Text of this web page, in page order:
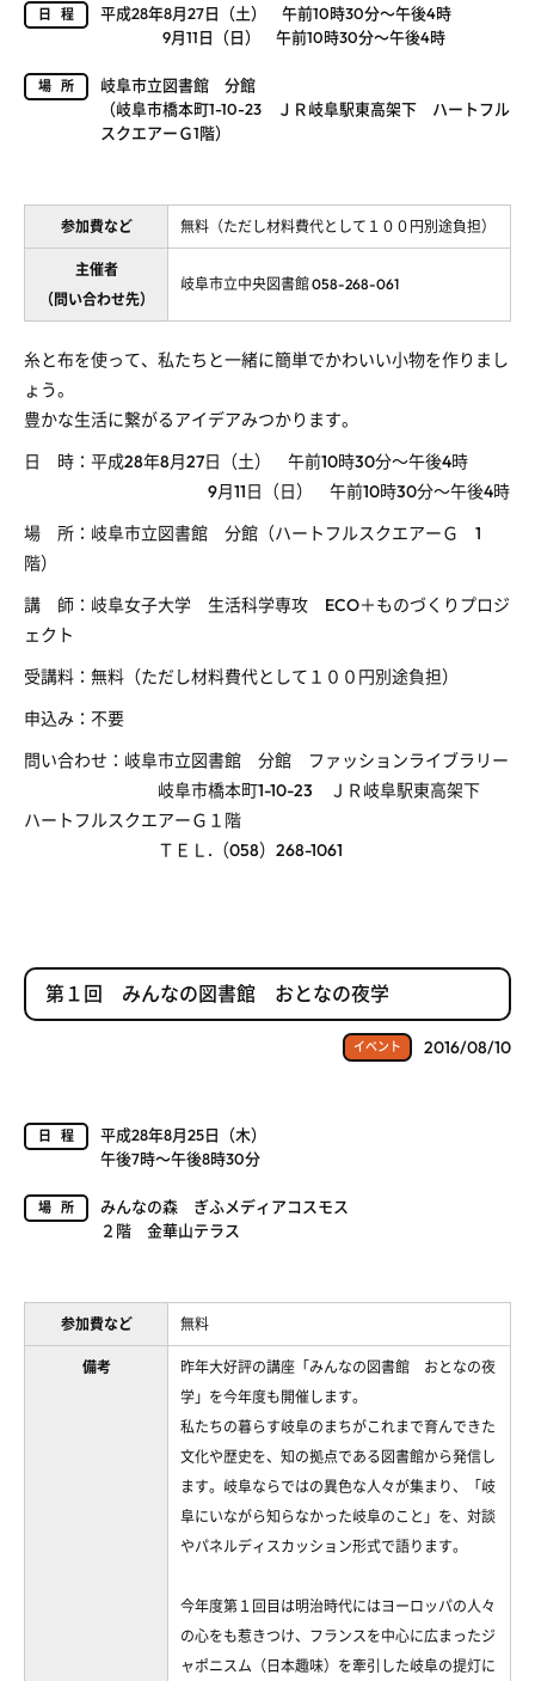
日程
平成28年8月27日（土） 午前10時30分～午後4時
9月11日（日） 午前10時30分～午後4時
場所
岐阜市立図書館 分館
（岐阜市橋本町1-10-23 ＪＲ岐阜駅東高架下 ハートフル
スクエアーＧ1階）
参加費など 無料（ただし材料費代として１００円別途負担）
主催者
（問い合わせ先）
岐阜市立中央図書館 058-268-061
糸と布を使って、私たちと一緒に簡単でかわいい小物を作りまし
ょう。
豊かな生活に繋がるアイデアみつかります。
日 時：平成28年8月27日（土） 午前10時30分～午後4時
9月11日（日） 午前10時30分～午後4時
場 所：岐阜市立図書館 分館（ハートフルスクエアーＧ 1
階）
講 師：岐阜女子大学 生活科学専攻 ECO＋ものづくりプロジ
ェクト
受講料：無料（ただし材料費代として１００円別途負担）
申込み：不要
問い合わせ：岐阜市立図書館 分館 ファッションライブラリー
岐阜市橋本町1-10-23 ＪＲ岐阜駅東高架下
ハートフルスクエアーＧ１階
ＴＥＬ.（058）268-1061
第１回 みんなの図書館 おとなの夜学
イベント 2016/08/10
日程
平成28年8月25日（木）
午後7時～午後8時30分
場所
みんなの森 ぎふメディアコスモス
２階 金華山テラス
参加費など 無料
備考
昨年大好評の講座「みんなの図書館 おとなの夜
学」を今年度も開催します。
私たちの暮らす岐阜のまちがこれまで育んできた
文化や歴史を、知の拠点である図書館から発信し
ます。岐阜ならではの異色な人々が集まり、「岐
阜にいながら知らなかった岐阜のこと」を、対談
やパネルディスカッション形式で語ります。
今年度第１回目は明治時代にはヨーロッパの人々
の心をも惹きつけ、フランスを中心に広まったジ
ャポニスム（日本趣味）を牽引した岐阜の提灯に